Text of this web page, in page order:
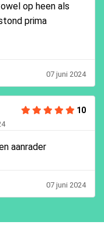
op heen als
prima
07 juni 2024
10
aanrader
07 juni 2024